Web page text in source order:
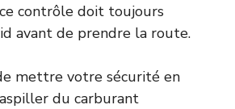
contrôle doit toujours
avant de prendre la route.
mettre votre sécurité en
du carburant